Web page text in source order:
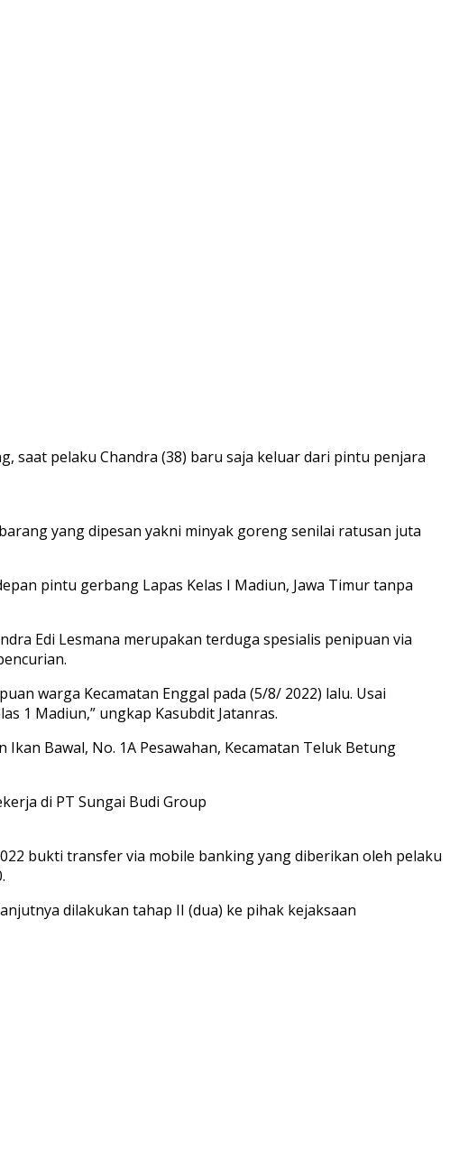
saat pelaku Chandra (38) baru saja keluar dari pintu penjara
yang dipesan yakni minyak goreng senilai ratusan juta
pintu gerbang Lapas Kelas I Madiun, Jawa Timur tanpa
Edi Lesmana merupakan terduga spesialis penipuan via
warga Kecamatan Enggal pada (5/8/ 2022) lalu. Usai
1 Madiun,” ungkap Kasubdit Jatanras.
Bawal, No. 1A Pesawahan, Kecamatan Teluk Betung
di PT Sungai Budi Group
bukti transfer via mobile banking yang diberikan oleh pelaku
dilakukan tahap II (dua) ke pihak kejaksaan